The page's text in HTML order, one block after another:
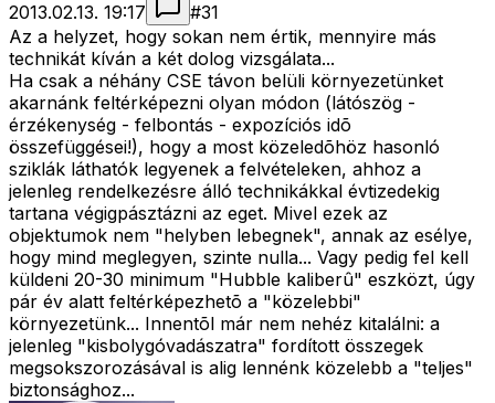
2013.02.13. 19:17
#31
Az a helyzet, hogy sokan nem értik, mennyire más
technikát kíván a két dolog vizsgálata...
Ha csak a néhány CSE távon belüli környezetünket
akarnánk feltérképezni olyan módon (látószög -
érzékenység - felbontás - expozíciós idõ
összefüggései!), hogy a most közeledõhöz hasonló
sziklák láthatók legyenek a felvételeken, ahhoz a
jelenleg rendelkezésre álló technikákkal évtizedekig
tartana végigpásztázni az eget. Mivel ezek az
objektumok nem "helyben lebegnek", annak az esélye,
hogy mind meglegyen, szinte nulla... Vagy pedig fel kell
küldeni 20-30 minimum "Hubble kaliberû" eszközt, úgy
pár év alatt feltérképezhetõ a "közelebbi"
környezetünk... Innentõl már nem nehéz kitalálni: a
jelenleg "kisbolygóvadászatra" fordított összegek
megsokszorozásával is alig lennénk közelebb a "teljes"
biztonsághoz...